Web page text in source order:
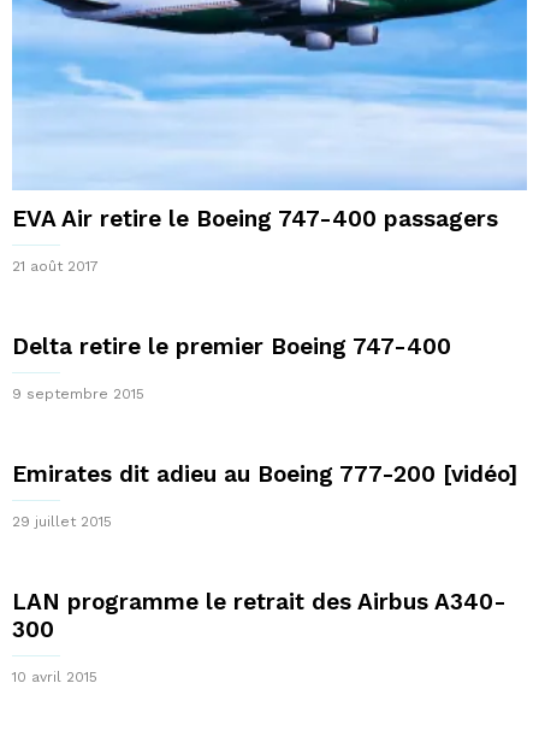
EVA Air retire le Boeing 747-400 passagers
21 août 2017
Delta retire le premier Boeing 747-400
9 septembre 2015
Emirates dit adieu au Boeing 777-200 [vidéo]
29 juillet 2015
LAN programme le retrait des Airbus A340-
300
10 avril 2015